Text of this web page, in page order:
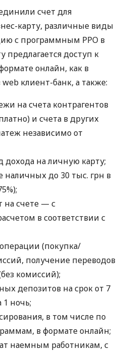
счет для
карту, различные виды
с программным РРО в
предлагается доступ к
онлайн, как в
клиент-банк, а также:
на счета контрагентов
и счета в других
независимо от
дохода на личную карту;
наличных до 30 тыс. грн в
счете — с
в соответствии с
(покупка/
получение переводов
комиссий);
депозитов на срок от 7
ночь;
в том числе по
в формате онлайн;
наемным работникам, с